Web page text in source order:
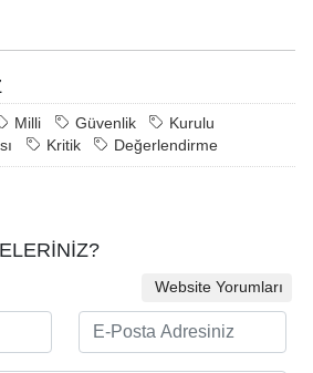
Milli Güvenlik
Kurulu
Kritik Değerlendirme
Website Yorumları